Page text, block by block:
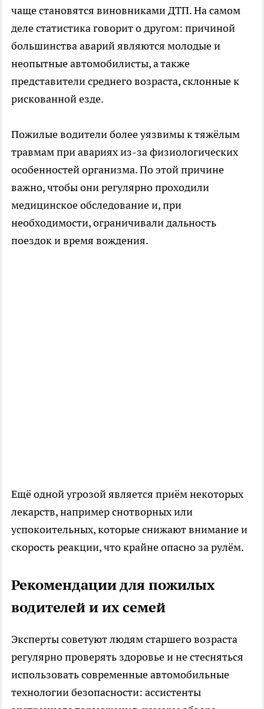
чаще становятся виновниками ДТП. На самом
деле статистика говорит о другом: причиной
большинства аварий являются молодые и
неопытные автомобилисты, а также
представители среднего возраста, склонные к
рискованной езде.
Пожилые водители более уязвимы к тяжёлым
травмам при авариях из-за физиологических
особенностей организма. По этой причине
важно, чтобы они регулярно проходили
медицинское обследование и, при
необходимости, ограничивали дальность
поездок и время вождения.
Ещё одной угрозой является приём некоторых
лекарств, например снотворных или
успокоительных, которые снижают внимание и
скорость реакции, что крайне опасно за рулём.
Рекомендации для пожилых
водителей и их семей
Эксперты советуют людям старшего возраста
регулярно проверять здоровье и не стесняться
использовать современные автомобильные
технологии безопасности: ассистенты